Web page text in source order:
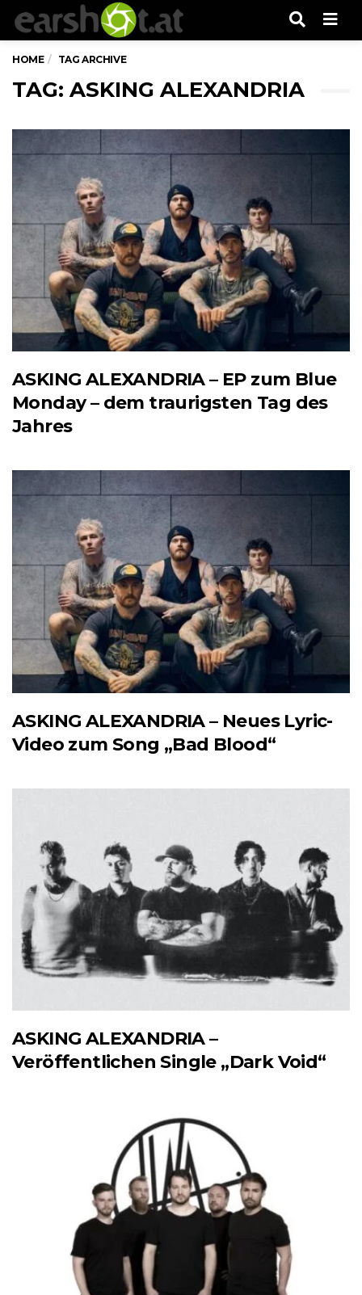
HOME TAG ARCHIVE
TAG: ASKING ALEXANDRIA
ASKING ALEXANDRIA – EP zum Blue
Monday – dem traurigsten Tag des
Jahres
ASKING ALEXANDRIA – Neues Lyric-
Video zum Song „Bad Blood“
ASKING ALEXANDRIA –
Veröffentlichen Single „Dark Void“